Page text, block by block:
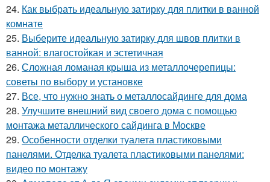
24. Как выбрать идеальную затирку для плитки в ванной
комнате
25. Выберите идеальную затирку для швов плитки в
ванной: влагостойкая и эстетичная
26. Сложная ломаная крыша из металлочерепицы:
советы по выбору и установке
27. Все, что нужно знать о металлосайдинге для дома
28. Улучшите внешний вид своего дома с помощью
монтажа металлического сайдинга в Москве
29. Особенности отделки туалета пластиковыми
панелями. Отделка туалета пластиковыми панелями:
видео по монтажу